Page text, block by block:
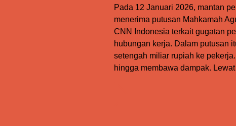
Pada 12 Januari 2026, mantan
menerima putusan Mahkamah
CNN Indonesia terkait gugatan
hubungan kerja. Dalam putusan
setengah miliar rupiah ke
hingga membawa dampak.